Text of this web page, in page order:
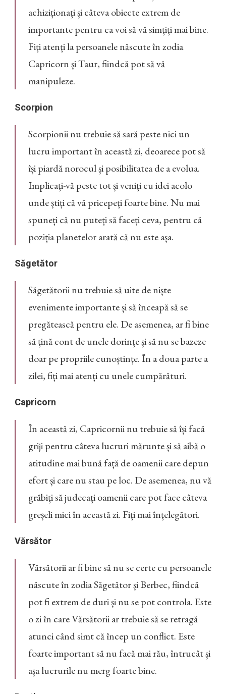
achiziționați și câteva obiecte extrem de
importante pentru ca voi să vă simțiți mai bine.
Fiți atenți la persoanele născute în zodia
Capricorn și Taur, fiindcă pot să vă
manipuleze.
Scorpion
Scorpionii nu trebuie să sară peste nici un
lucru important în această zi, deoarece pot să
își piardă norocul și posibilitatea de a evolua.
Implicați-vă peste tot și veniți cu idei acolo
unde știți că vă pricepeți foarte bine. Nu mai
spuneți că nu puteți să faceți ceva, pentru că
poziția planetelor arată că nu este așa.
Săgetător
Săgetătorii nu trebuie să uite de niște
evenimente importante și să înceapă să se
pregătească pentru ele. De asemenea, ar fi bine
să țină cont de unele dorințe și să nu se bazeze
doar pe propriile cunoștințe. În a doua parte a
zilei, fiți mai atenți cu unele cumpărături.
Capricorn
În această zi, Capricornii nu trebuie să își facă
griji pentru câteva lucruri mărunte și să aibă o
atitudine mai bună față de oamenii care depun
efort și care nu stau pe loc. De asemenea, nu vă
grăbiți să judecați oamenii care pot face câteva
greșeli mici în această zi. Fiți mai înțelegători.
Vărsător
Vărsătorii ar fi bine să nu se certe cu persoanele
născute în zodia Săgetător și Berbec, fiindcă
pot fi extrem de duri și nu se pot controla. Este
o zi în care Vărsătorii ar trebuie să se retragă
atunci când simt că încep un conflict. Este
foarte important să nu facă mai rău, întrucât și
așa lucrurile nu merg foarte bine.